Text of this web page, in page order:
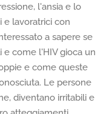
l'ansia e lo
e lavoratrici con
a sapere se
e come l'HIV gioca un
e come queste
Le persone
diventano irritabili e